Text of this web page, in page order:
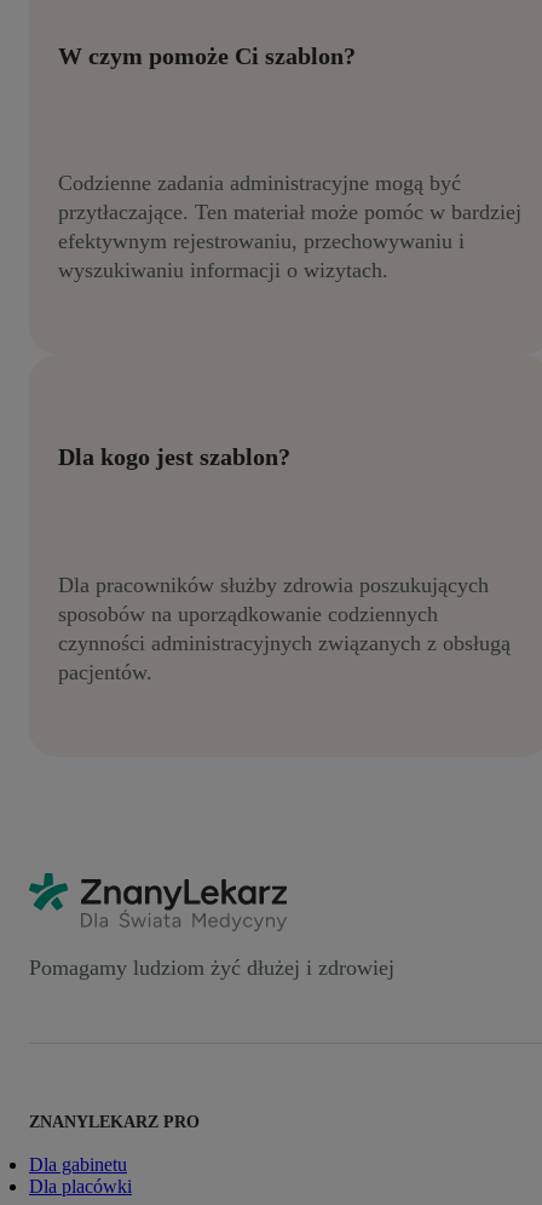
W czym pomoże Ci szablon?
Codzienne zadania administracyjne mogą być
przytłaczające. Ten materiał może pomóc w bardziej
efektywnym rejestrowaniu, przechowywaniu i
wyszukiwaniu informacji o wizytach.
Dla kogo jest szablon?
Dla pracowników służby zdrowia poszukujących
sposobów na uporządkowanie codziennych
czynności administracyjnych związanych z obsługą
pacjentów.
Pomagamy ludziom żyć dłużej i zdrowiej
ZNANYLEKARZ PRO
Dla gabinetu
Dla placówki